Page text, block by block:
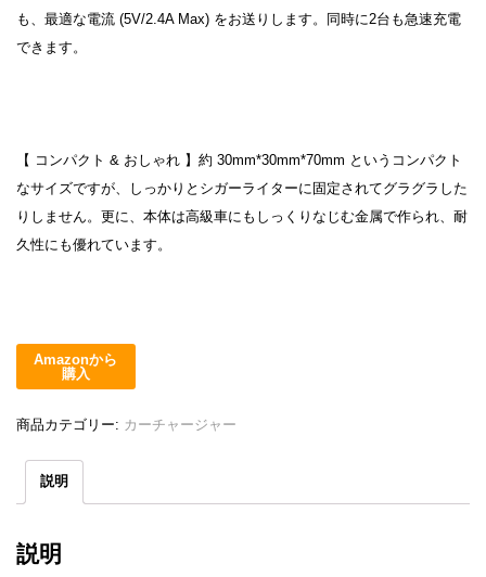
も、最適な電流 (5V/2.4A Max) をお送りします。同時に2台も急速充電
できます。
【 コンパクト & おしゃれ 】約 30mm*30mm*70mm というコンパクト
なサイズですが、しっかりとシガーライターに固定されてグラグラした
りしません。更に、本体は高級車にもしっくりなじむ金属で作られ、耐
久性にも優れています。
Amazonから
購入
商品カテゴリー: カーチャージャー
説明
説明